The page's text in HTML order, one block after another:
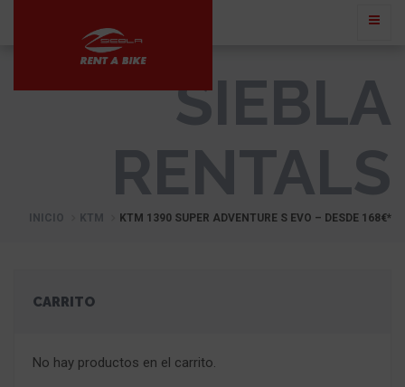
SIEBLA
RENTALS
INICIO KTM KTM 1390 SUPER ADVENTURE S EVO – DESDE 168€*
CARRITO
No hay productos en el carrito.